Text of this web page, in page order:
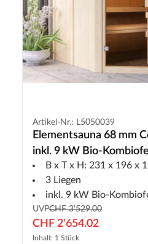
Artikel-Nr.: L5050039
Elementsauna 68 mm
inkl. 9 kW Bio-
Steuerung
B x T x H: 231 x 196 x
3 Liegen
inkl. 9 kW Bio-
UVPCHF 3'529.00
CHF 2'654.02
Inhalt: 1 Stück